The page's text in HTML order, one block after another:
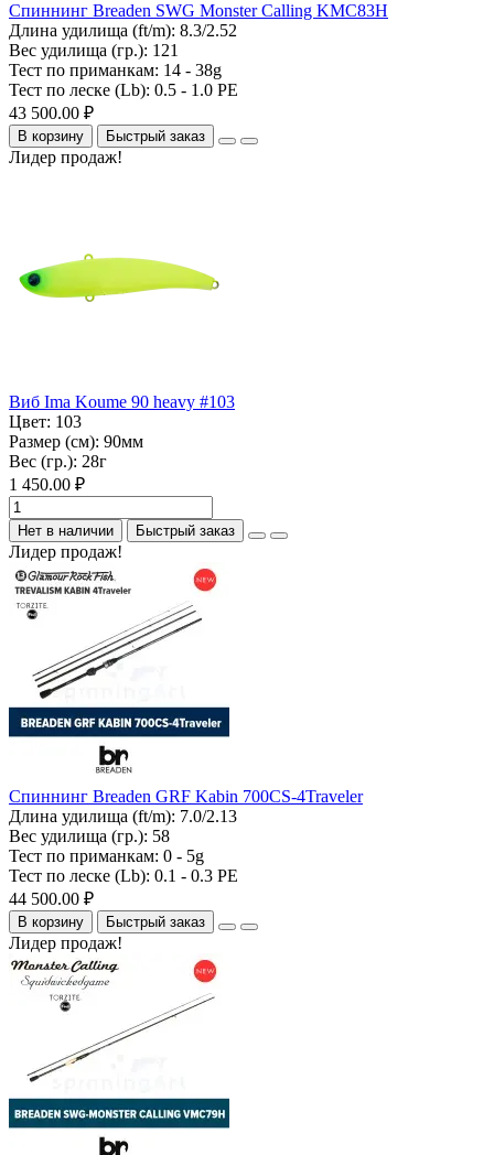
Спиннинг Breaden SWG Monster Calling KMC83H
Длина удилища (ft/m): 8.3/2.52
Вес удилища (гр.): 121
Тест по приманкам: 14 - 38g
Тест по леске (Lb): 0.5 - 1.0 PE
43 500.00 ₽
В корзину Быстрый заказ
Лидер продаж!
Виб Ima Koume 90 heavy #103
Цвет: 103
Размер (см): 90мм
Вес (гр.): 28г
1 450.00 ₽
Нет в наличии Быстрый заказ
Лидер продаж!
Спиннинг Breaden GRF Kabin 700CS-4Traveler
Длина удилища (ft/m): 7.0/2.13
Вес удилища (гр.): 58
Тест по приманкам: 0 - 5g
Тест по леске (Lb): 0.1 - 0.3 PE
44 500.00 ₽
В корзину Быстрый заказ
Лидер продаж!